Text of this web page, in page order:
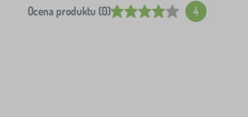
Ocena produktu (0) 4